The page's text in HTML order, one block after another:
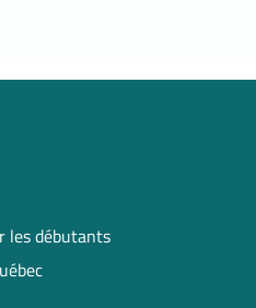
les débutants